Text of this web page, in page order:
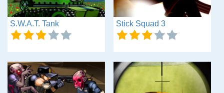
S.W.A.T. Tank Stick Squad 3